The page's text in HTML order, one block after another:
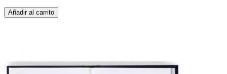
Añadir al carrito